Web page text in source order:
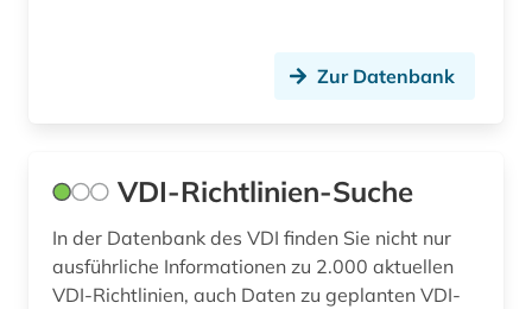
behinderung (1)
behringwerke (1)
behörde (7)
Zur Datenbank
VDI-Richtlinien-Suche
In der Datenbank des VDI finden Sie nicht nur
ausführliche Informationen zu 2.000 aktuellen
VDI-Richtlinien, auch Daten zu geplanten VDI-